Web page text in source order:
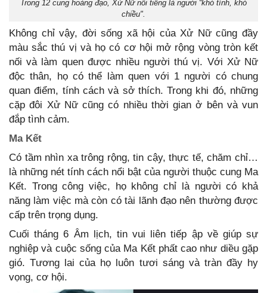
Trong 12 cung hoàng đạo, Xử Nữ nổi tiếng là người “khó tính, khó
chiều".
Không chỉ vậy, đời sống xã hội của Xử Nữ cũng đầy
màu sắc thú vị và họ có cơ hội mở rộng vòng tròn kết
nối và làm quen được nhiều người thú vị. Với Xử Nữ
độc thân, họ có thể làm quen với 1 người có chung
quan điểm, tính cách và sở thích. Trong khi đó, những
cặp đôi Xử Nữ cũng có nhiều thời gian ở bên và vun
đắp tình cảm.
Ma Kết
Có tầm nhìn xa trông rộng, tin cậy, thực tế, chăm chỉ…
là những nét tính cách nổi bật của người thuộc cung Ma
Kết. Trong công việc, họ không chỉ là người có khả
năng làm việc mà còn có tài lãnh đạo nên thường được
cấp trên trọng dụng.
Cuối tháng 6 Âm lịch, tin vui liên tiếp ập về giúp sự
nghiệp và cuộc sống của Ma Kết phất cao như diều gặp
gió. Tương lai của họ luôn tươi sáng và tràn đầy hy
vọng, cơ hội.